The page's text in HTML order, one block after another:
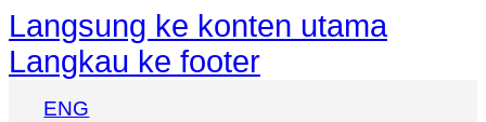
Langsung ke konten utama
Langkau ke footer
ENG